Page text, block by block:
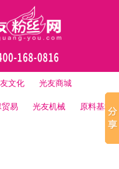
文化 光友商城
易 光友机械 原料基地